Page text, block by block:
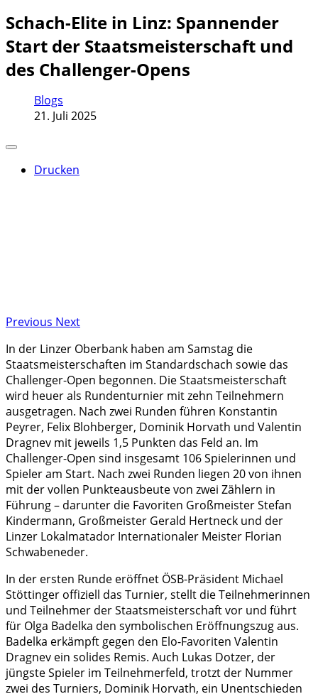
Schach-Elite in Linz: Spannender
Start der Staatsmeisterschaft und
des Challenger-Opens
Blogs
21. Juli 2025
Drucken
Previous Next
In der Linzer Oberbank haben am Samstag die
Staatsmeisterschaften im Standardschach sowie das
Challenger-Open begonnen. Die Staatsmeisterschaft
wird heuer als Rundenturnier mit zehn Teilnehmern
ausgetragen. Nach zwei Runden führen Konstantin
Peyrer, Felix Blohberger, Dominik Horvath und Valentin
Dragnev mit jeweils 1,5 Punkten das Feld an. Im
Challenger-Open sind insgesamt 106 Spielerinnen und
Spieler am Start. Nach zwei Runden liegen 20 von ihnen
mit der vollen Punkteausbeute von zwei Zählern in
Führung – darunter die Favoriten Großmeister Stefan
Kindermann, Großmeister Gerald Hertneck und der
Linzer Lokalmatador Internationaler Meister Florian
Schwabeneder.
In der ersten Runde eröffnet ÖSB-Präsident Michael
Stöttinger offiziell das Turnier, stellt die Teilnehmerinnen
und Teilnehmer der Staatsmeisterschaft vor und führt
für Olga Badelka den symbolischen Eröffnungszug aus.
Badelka erkämpft gegen den Elo-Favoriten Valentin
Dragnev ein solides Remis. Auch Lukas Dotzer, der
jüngste Spieler im Teilnehmerfeld, trotzt der Nummer
zwei des Turniers, Dominik Horvath, ein Unentschieden